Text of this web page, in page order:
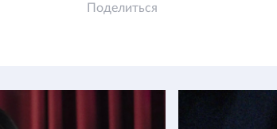
Поделиться